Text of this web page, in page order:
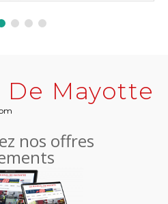
De Mayotte
nos offres